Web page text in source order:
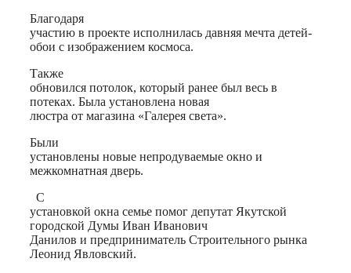
Благодаря
участию в проекте исполнилась давняя мечта детей-
обои с изображением космоса.
Также
обновился потолок, который ранее был весь в
потеках. Была установлена новая
люстра от магазина «Галерея света».
Были
установлены новые непродуваемые окно и
межкомнатная дверь.
С
установкой окна семье помог депутат Якутской
городской Думы Иван Иванович
Данилов и предприниматель Строительного рынка
Леонид Явловский.